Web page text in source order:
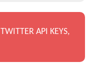
API KEYS,